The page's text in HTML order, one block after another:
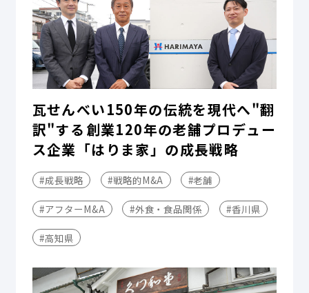
瓦せんべい150年の伝統を現代へ"翻
訳"する――創業120年の老舗プロデュー
ス企業「はりま家」の成長戦略
#成長戦略 #戦略的M&A #老舗
#アフターM&A #外食・食品関係 #香川県
#高知県